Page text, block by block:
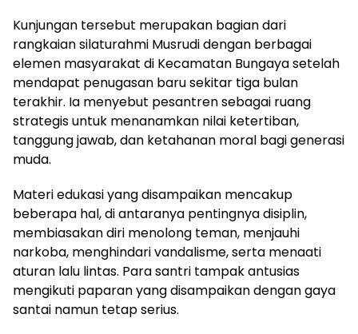
Kunjungan tersebut merupakan bagian dari
rangkaian silaturahmi Musrudi dengan berbagai
elemen masyarakat di Kecamatan Bungaya setelah
mendapat penugasan baru sekitar tiga bulan
terakhir. Ia menyebut pesantren sebagai ruang
strategis untuk menanamkan nilai ketertiban,
tanggung jawab, dan ketahanan moral bagi generasi
muda.
Materi edukasi yang disampaikan mencakup
beberapa hal, di antaranya pentingnya disiplin,
membiasakan diri menolong teman, menjauhi
narkoba, menghindari vandalisme, serta menaati
aturan lalu lintas. Para santri tampak antusias
mengikuti paparan yang disampaikan dengan gaya
santai namun tetap serius.